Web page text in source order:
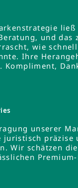
und
wie
Ihre
unserer
Wir schätzen